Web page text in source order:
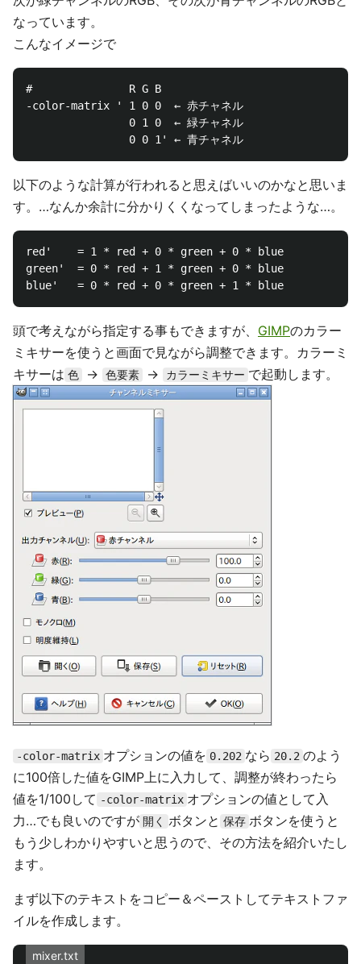
なっています。
こんなイメージで
#               R G B
-color-matrix ' 1 0 0  ← 赤チャネル
                0 1 0  ← 緑チャネル
以下のような計算が行われると思えばいいのかなと思いま
す。…なんか余計に分かりくくなってしまったような…。
red'    = 1 * red + 0 * green + 0 * blue
green'  = 0 * red + 1 * green + 0 * blue
頭で考えながら指定する事もできますが、 GIMPのカラー
ミキサーを使うと画面で見ながら調整できます。カラーミ
キサーは 色 → 色要素 → カラーミキサー で起動します。
-color-matrix オプションの値を 0.202 なら 20.2 のよう
に100倍した値をGIMP上に入力して、調整が終わったら
値を1/100して -color-matrix オプションの値として入
力…でも良いのですが 開く ボタンと 保存 ボタンを使うと
もう少しわかりやすいと思うので、その方法を紹介いたし
ます。
まず以下のテキストをコピー＆ペーストしてテキストファ
イルを作成します。
mixer.txt